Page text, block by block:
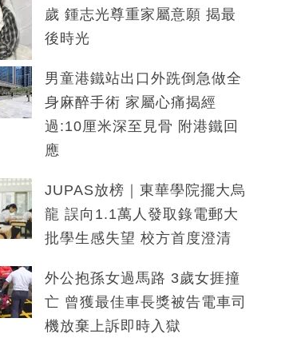
歲 鍾志光尊重家屬意願 揭最
後時光
男童港鐵站出口外跣倒急做全
身麻醉手術 家屬心痛揭經
過:10厘米深至見骨 附港鐵回
應
JUPAS放榜｜東華學院擺大烏
龍 誤向1.1萬人發取錄電郵大
批學生感失望 校方首度澄清
外公抱孫女過馬路 3歲女捱撞
亡 曾獲最佳車長獎被告電車司
機放棄上訴即時入獄